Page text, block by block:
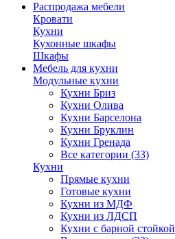
Распродажа мебели
Кровати
Кухни
Кухонные шкафы
Шкафы
Мебель для кухни
Модульные кухни
Кухни Бриз
Кухни Олива
Кухни Барселона
Кухни Бруклин
Кухни Гренада
Все категории (33)
Кухни
Прямые кухни
Готовые кухни
Кухни из МДФ
Кухни из ЛДСП
Кухни с барной стойкой